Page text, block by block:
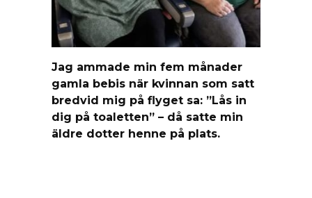
Jag ammade min fem månader
gamla bebis när kvinnan som satt
bredvid mig på flyget sa: ”Lås in
dig på toaletten” – då satte min
äldre dotter henne på plats.